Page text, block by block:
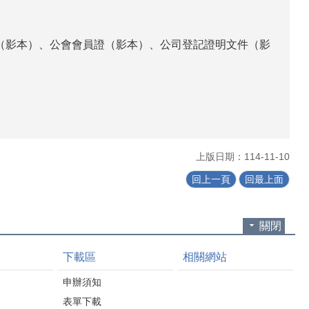
本）、公會會員證（影本）、公司登記證明文件（影
上版日期：114-11-10
回上一頁 回最上面
關閉
下載區
申辦須知
表單下載
相關網站